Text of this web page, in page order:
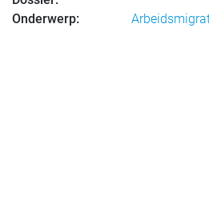
Onderwerp: